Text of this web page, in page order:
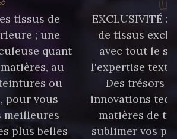
tissus de
; une
quant
au
ou
pour vous
meilleures
plus belles
EXCLUSIVITÉ :
de tissus
avec tout le
l'expertise
Des trésors
innovations
matières de
sublimer vos